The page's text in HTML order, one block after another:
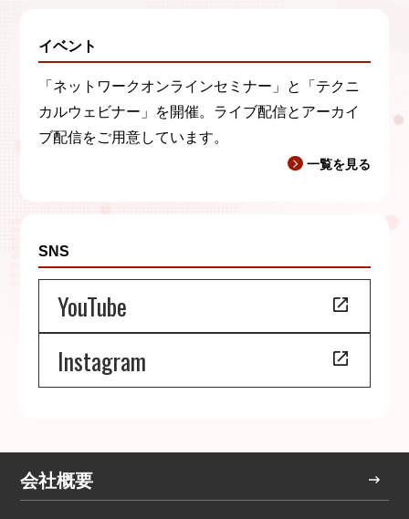
g）ご同意いただけない場合
ご同意いただけないときは、弊社からのサービス
の提供にお客様の個人情報が不可欠な場合は当該
サービスを提供できない場合があり得ます。
cookieにより取得することがございます。
弊社プライバシーポリシーへのアクセス先
https://www.allied-telesis.co.jp/policy/privacy/
イベント
「ネットワークオンラインセミナー」と「テクニ
カルウェビナー」を開催。ライブ配信とアーカイ
ブ配信をご用意しています。
一覧を見る
SNS
YouTube
Instagram
会社概要